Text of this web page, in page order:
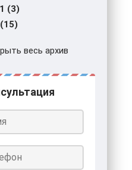
(3)
весь архив